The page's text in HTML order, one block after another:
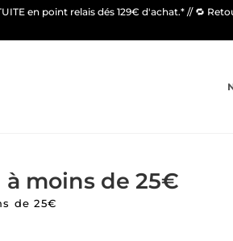
en point relais dés 129€ d'achat.* // 🔁
moins de 25€
de 25€